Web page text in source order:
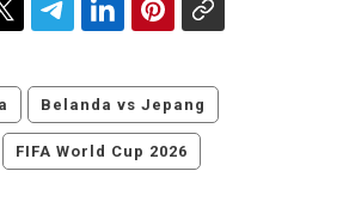
Belanda vs Jepang
FIFA World Cup 2026